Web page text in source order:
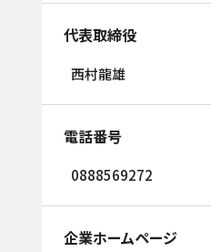
代表取締役
西村龍雄
電話番号
0888569272
企業ホームページ